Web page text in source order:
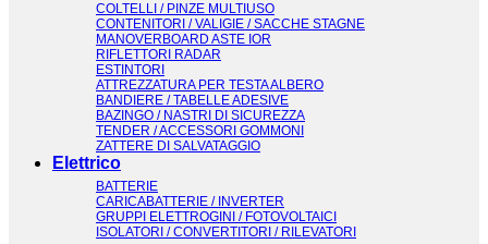
COLTELLI / PINZE MULTIUSO
CONTENITORI / VALIGIE / SACCHE STAGNE
MANOVERBOARD ASTE IOR
RIFLETTORI RADAR
ESTINTORI
ATTREZZATURA PER TESTA ALBERO
BANDIERE / TABELLE ADESIVE
BAZINGO / NASTRI DI SICUREZZA
TENDER / ACCESSORI GOMMONI
ZATTERE DI SALVATAGGIO
Elettrico
BATTERIE
CARICABATTERIE / INVERTER
GRUPPI ELETTROGINI / FOTOVOLTAICI
ISOLATORI / CONVERTITORI / RILEVATORI